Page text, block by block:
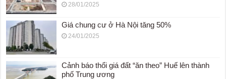
28/01/2025
Giá chung cư ở Hà Nội tăng 50%
24/01/2025
Cảnh báo thổi giá đất “ăn theo” Huế lên thành
phố Trung ương